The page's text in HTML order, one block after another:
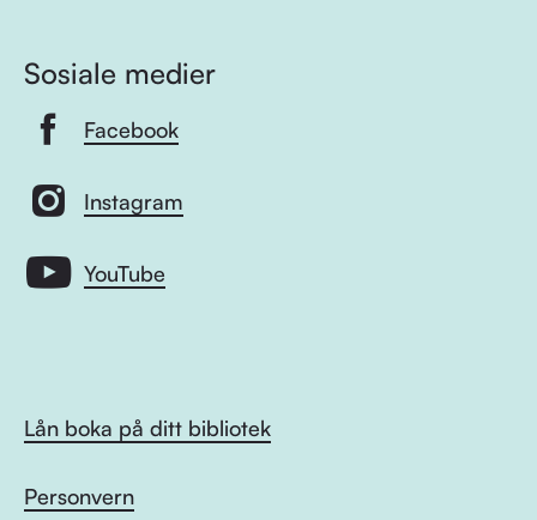
Sosiale medier
Facebook
Instagram
YouTube
Lån boka på ditt bibliotek
Personvern